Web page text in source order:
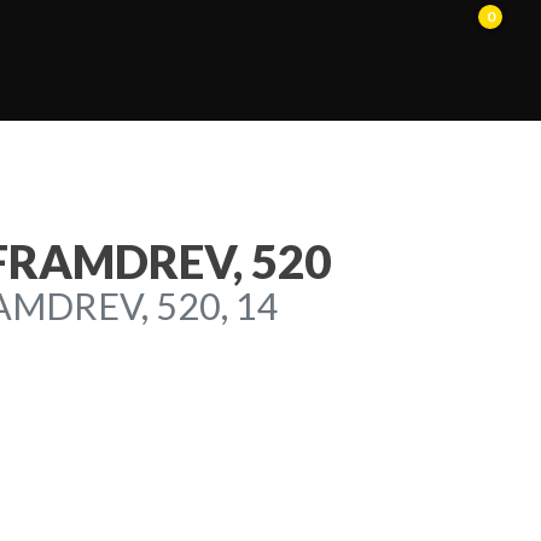
0
520
520, 14